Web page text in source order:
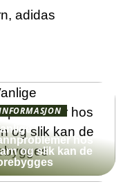
adidas
hos
og slik kan de